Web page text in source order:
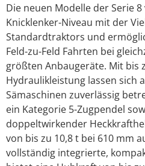
Die neuen Modelle der Serie
Knicklenker-Niveau mit der
Standardtraktors und
Feld-zu-Feld Fahrten bei
größten Anbaugeräte. Mit bis
Hydraulikleistung lassen sich
Sämaschinen zuverlässig
ein Kategorie 5-Zugpendel
doppeltwirkender
von bis zu 10,8 t bei 610 mm
vollständig integrierte,